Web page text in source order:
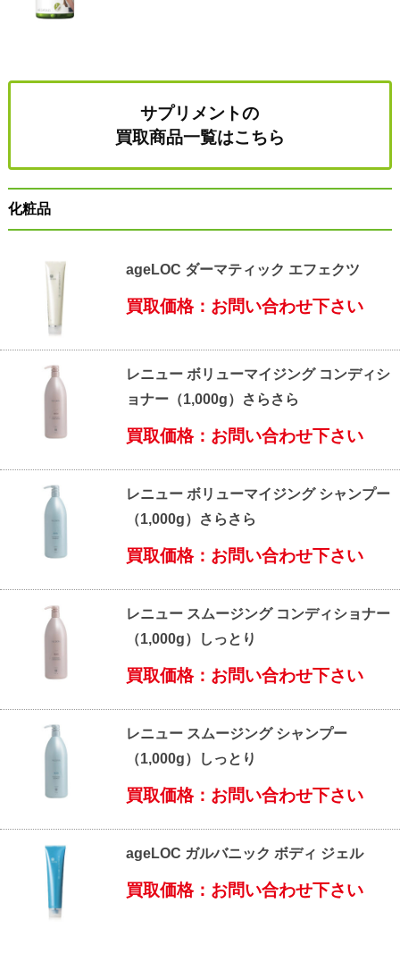
サプリメントの
買取商品一覧はこちら
化粧品
ageLOC ダーマティック エフェクツ
買取価格：お問い合わせ下さい
レニュー ボリューマイジング コンディシ
ョナー（1,000g）さらさら
買取価格：お問い合わせ下さい
レニュー ボリューマイジング シャンプー
（1,000g）さらさら
買取価格：お問い合わせ下さい
レニュー スムージング コンディショナー
（1,000g）しっとり
買取価格：お問い合わせ下さい
レニュー スムージング シャンプー
（1,000g）しっとり
買取価格：お問い合わせ下さい
ageLOC ガルバニック ボディ ジェル
買取価格：お問い合わせ下さい